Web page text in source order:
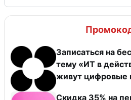
Записаться на
тему «ИТ в
живут цифровые
​Скидка 35% на